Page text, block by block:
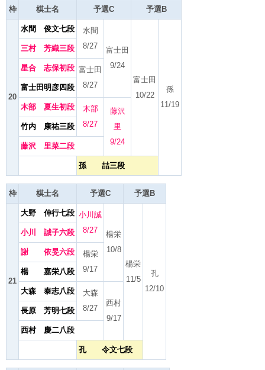
枠 棋士名 予選C 予選B
20
水間 俊文七段
水間
8/27
富士田
9/24
富士田
10/22
孫
11/19
三村 芳織三段
星合 志保初段 富士田
8/27
富士田明彦四段
木部 夏生初段
木部
8/27
藤沢
里
9/24
竹内 康祐三段
藤沢 里菜二段
孫 喆三段
枠 棋士名 予選C 予選B
21
大野 伸行七段 小川誠
8/27
楊栄
10/8
楊栄
11/5
孔
12/10
小川 誠子六段
謝 依旻六段
楊栄
9/17
楊 嘉栄八段
大森 泰志八段
大森
8/27
西村
9/17
長原 芳明七段
西村 慶二八段
孔 令文七段